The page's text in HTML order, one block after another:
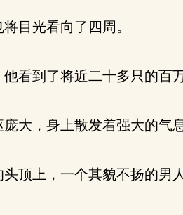
目光看向了四周。
看到了将近二十多只的百
大，身上散发着强大的气
顶上，一个其貌不扬的男